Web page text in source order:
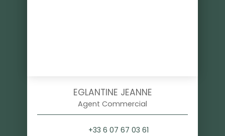
EGLANTINE JEANNE
Agent Commercial
+33 6 07 67 03 61